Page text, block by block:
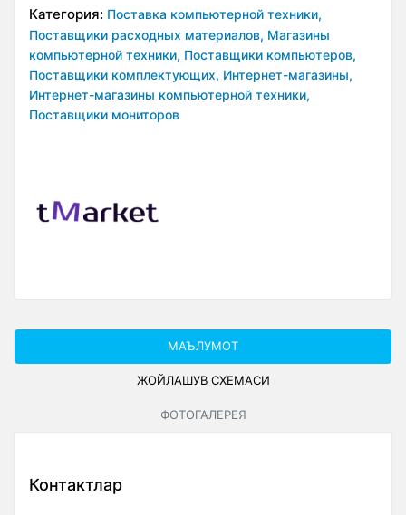
Категория: Поставка компьютерной техники,
Поставщики расходных материалов, Магазины
компьютерной техники, Поставщики компьютеров,
Поставщики комплектующих, Интернет-магазины,
Интернет-магазины компьютерной техники,
Поставщики мониторов
МАЪЛУМОТ
ЖОЙЛАШУВ СXЕМАСИ
ФОТОГАЛЕРЕЯ
Контактлар